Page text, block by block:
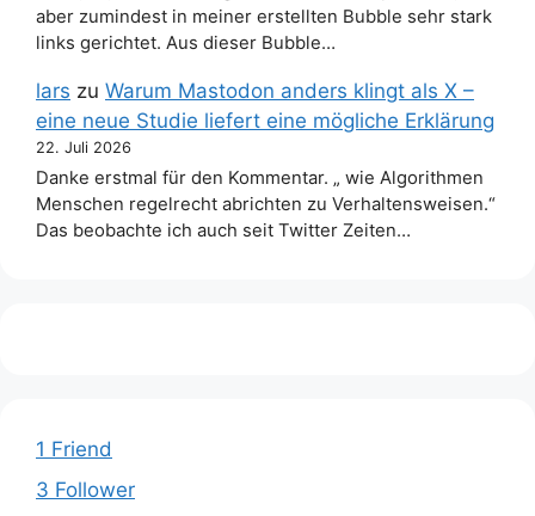
aber zumindest in meiner erstellten Bubble sehr stark
links gerichtet. Aus dieser Bubble…
lars zu Warum Mastodon anders klingt als X –
eine neue Studie liefert eine mögliche Erklärung
22. Juli 2026
Danke erstmal für den Kommentar. „ wie Algorithmen
Menschen regelrecht abrichten zu Verhaltensweisen.“
Das beobachte ich auch seit Twitter Zeiten…
1 Friend
3 Follower